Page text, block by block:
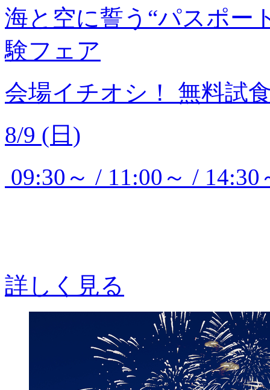
海と空に誓う“パスポー
験フェア
会場イチオシ！
無料試
8/9 (日)
09:30～ / 11:00～ /
詳しく見る